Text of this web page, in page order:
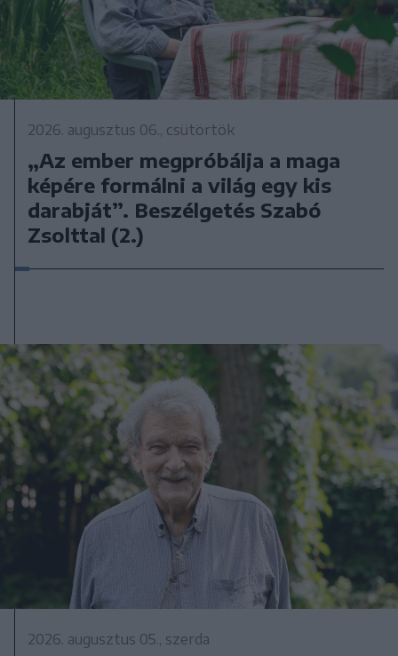
2026. augusztus 06., csütörtök
„Az ember megpróbálja a maga
képére formálni a világ egy kis
darabját”. Beszélgetés Szabó
Zsolttal (2.)
2026. augusztus 05., szerda